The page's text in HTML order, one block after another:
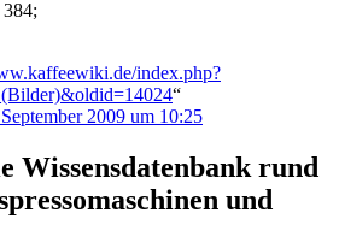
index.php?
“
2009 um 10:25
Wissensdatenbank rund
und